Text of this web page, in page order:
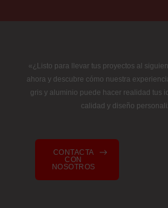
«¿Listo para llevar tus proyectos al
ahora y descubre cómo nuestra
gris y aluminio puede hacer realidad tus
calidad y diseño
CONTACTA
CON
NOSOTROS